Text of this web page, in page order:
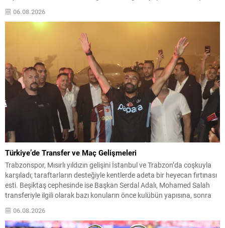
da etkisini hissettirebilir. Avrupa sahnesindeki diğer...
06.08.2026
Türkiye’de Transfer ve Maç Gelişmeleri
Trabzonspor, Mısırlı yıldızın gelişini İstanbul ve Trabzon’da coşkuyla
karşıladı; taraftarların desteğiyle kentlerde adeta bir heyecan fırtınası
esti. Beşiktaş cephesinde ise Başkan Serdal Adalı, Mohamed Salah
transferiyle ilgili olarak bazı konuların önce kulübün yapısına, sonra
da şahsının yaklaşımına uymadığını belirtti: “Bu kadar basit.”
Fenerbahçe’nin Avrupa Sınavı Fenerbahçe, Şampiyonlar Ligi 3. ön...
06.08.2026